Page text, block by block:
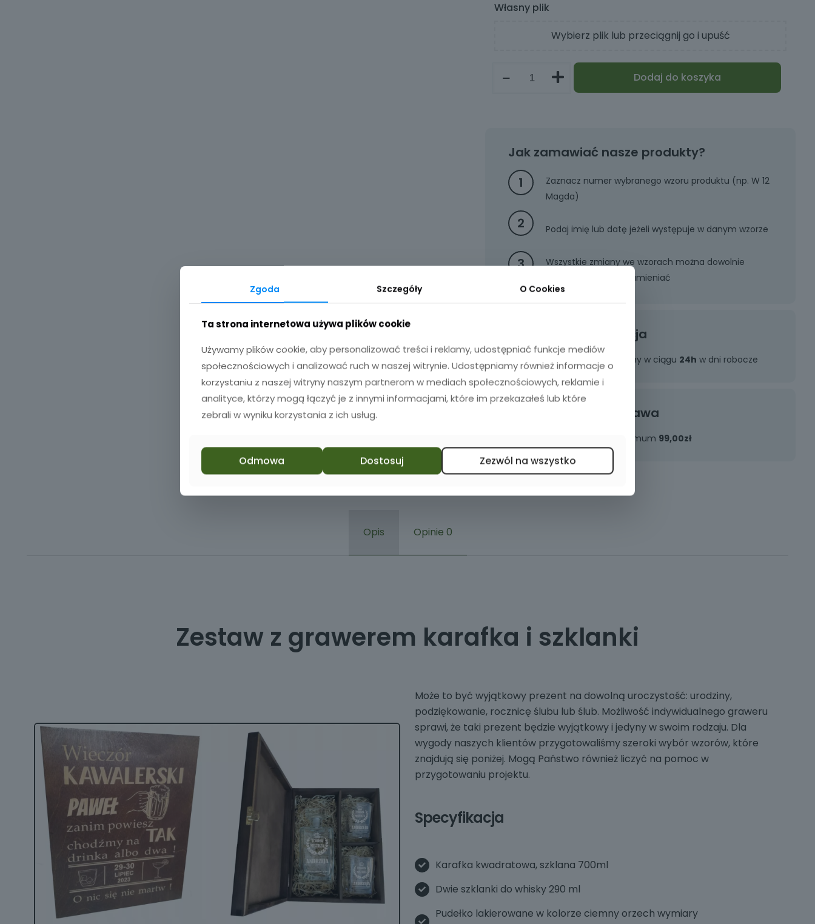
Własny plik
Wybierz plik lub przeciągnij go i upuść
Dodaj do koszyka
Jak zamawiać nasze produkty?
1
Zaznacz numer wybranego wzoru produktu (np. W 12
Magda)
2 Podaj imię lub datę jeżeli występuje w danym wzorze
3
Wszystkie zmiany we wzorach można dowolnie
modyfikować oraz zamieniać
Szybka realizacja
Zamówienie realizujemy w ciągu 24h w dni robocze
Darmowa dostawa
Przy zakupach za minimum 99,00zł
Opis Opinie 0
Zestaw z grawerem karafka i szklanki
Może to być wyjątkowy prezent na dowolną uroczystość: urodziny,
podziękowanie, rocznicę ślubu lub ślub. Możliwość indywidualnego graweru
sprawi, że taki prezent będzie wyjątkowy i jedyny w swoim rodzaju. Dla
wygody naszych klientów przygotowaliśmy szeroki wybór wzorów, które
znajdują się poniżej. Mogą Państwo również liczyć na pomoc w
przygotowaniu projektu.
Specyfikacja
Karafka kwadratowa, szklana 700ml
Dwie szklanki do whisky 290 ml
Pudełko lakierowane w kolorze ciemny orzech wymiary
Zgoda Szczegóły O Cookies
Ta strona internetowa używa plików cookie
Używamy plików cookie, aby personalizować treści i reklamy, udostępniać funkcje mediów
społecznościowych i analizować ruch w naszej witrynie. Udostępniamy również informacje o
korzystaniu z naszej witryny naszym partnerom w mediach społecznościowych, reklamie i
analityce, którzy mogą łączyć je z innymi informacjami, które im przekazałeś lub które
zebrali w wyniku korzystania z ich usług.
Odmowa Dostosuj Zezwól na wszystko